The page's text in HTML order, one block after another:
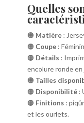
Quelles
🟠 Matière :
🟠 Coupe :
🟠 Détails :
encolure ronde
🟠 Tailles
🟠 Disponibilité :
🟠 Finitions :
et les ourlets.